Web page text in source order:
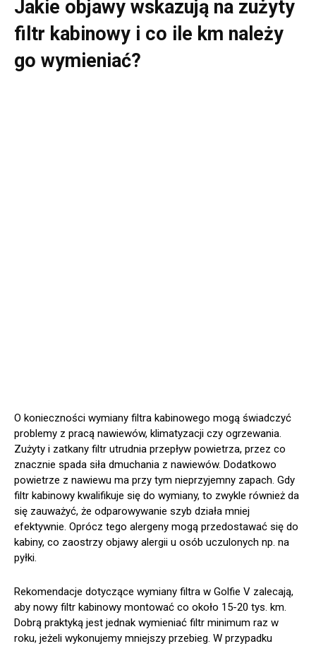
Jakie objawy wskazują na zużyty
filtr kabinowy i co ile km należy
go wymieniać?
O konieczności wymiany filtra kabinowego mogą świadczyć
problemy z pracą nawiewów, klimatyzacji czy ogrzewania.
Zużyty i zatkany filtr utrudnia przepływ powietrza, przez co
znacznie spada siła dmuchania z nawiewów. Dodatkowo
powietrze z nawiewu ma przy tym nieprzyjemny zapach. Gdy
filtr kabinowy kwalifikuje się do wymiany, to zwykle również da
się zauważyć, że odparowywanie szyb działa mniej
efektywnie. Oprócz tego alergeny mogą przedostawać się do
kabiny, co zaostrzy objawy alergii u osób uczulonych np. na
pyłki.
Rekomendacje dotyczące wymiany filtra w Golfie V zalecają,
aby nowy filtr kabinowy montować co około 15-20 tys. km.
Dobrą praktyką jest jednak wymieniać filtr minimum raz w
roku, jeżeli wykonujemy mniejszy przebieg. W przypadku